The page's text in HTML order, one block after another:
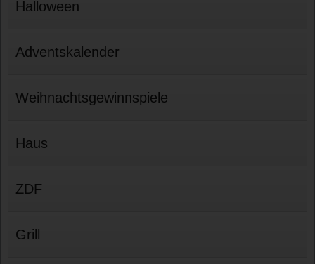
Halloween
Adventskalender
Weihnachtsgewinnspiele
Haus
ZDF
Grill